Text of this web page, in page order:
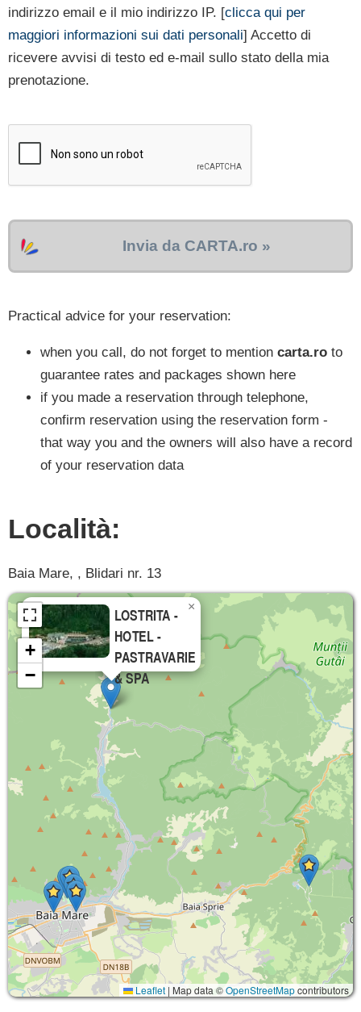
indirizzo email e il mio indirizzo IP. [clicca qui per
maggiori informazioni sui dati personali] Accetto di
ricevere avvisi di testo ed e-mail sullo stato della mia
prenotazione.
Invia da CARTA.ro »
Practical advice for your reservation:
when you call, do not forget to mention carta.ro to
guarantee rates and packages shown here
if you made a reservation through telephone,
confirm reservation using the reservation form -
that way you and the owners will also have a record
of your reservation data
Località:
Baia Mare, , Blidari nr. 13
LOSTRITA -
HOTEL -
PASTRAVARIE
& SPA
×
+
−
Leaflet | Map data ©OpenStreetMapcontributors